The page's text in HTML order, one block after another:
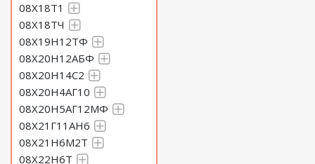
08Х18Т1
08Х18ТЧ
08Х19Н12ТФ
08Х20Н12АБФ
08Х20Н14С2
08Х20Н4АГ10
08Х20Н5АГ12МФ
08Х21Г11АН6
08Х21Н6М2Т
08Х22Н6Т